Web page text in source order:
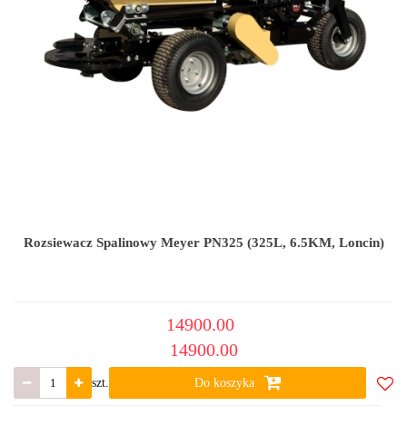
Rozsiewacz Spalinowy Meyer PN325 (325L, 6.5KM, Loncin)
14900.00
14900.00
szt. Do koszyka